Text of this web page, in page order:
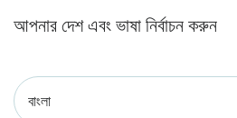
আপনার দেশ এবং ভাষা নির্বাচন করুন
বাংলা